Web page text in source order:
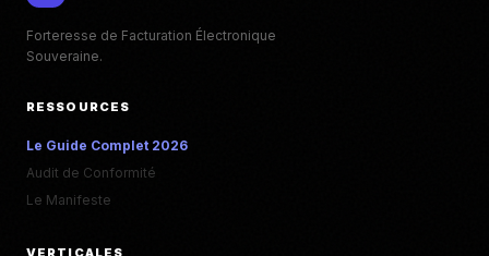
Forteresse de Facturation Électronique
Souveraine.
RESSOURCES
Le Guide Complet 2026
Audit de Conformité
Le Manifeste
VERTICALES